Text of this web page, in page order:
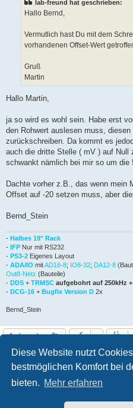
Diese Website nutzt
bestmöglichen Komfort bei
bieten. Mehr erfahren
lab-freund hat geschrieben:
Hallo Bernd,
Vermutlich hast Du mit dem
vorhandenen Offset-Wert
Gruß
Martin
Hallo Martin,
ja so wird es wohl sein. Habe erst
den Rohwert auslesen muss,
zurückschreiben. Da kommt es
auch die dritte Stelle ( mV ) auf Null
schwankt nämlich bei mir so um die
Dachte vorher z.B., das wenn mein
Offset auf -20 setzen muss, aber
Bernd_Stein
- Halbes 19" Rack
- IFP Nur mit RS232
- PS3-2 Eigenes Layout
- ADA/IO mitAD16-8; IO8-32; DA12-8
Out8-Netz (Bauteile)
- DDS + TRMSC aufgebohrt auf 250kHz +
- DCG-16 + Bugfix Version D 2x
Bernd_Stein
Antworten
3 Beiträge •